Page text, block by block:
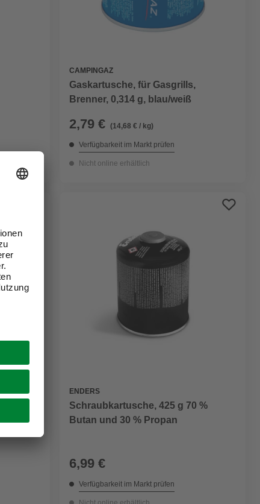
CAMPINGAZ
Gaskartusche, für Gasgrills,
Brenner, 0,314 g, blau/weiß
2,79 € (14,68 € / kg)
Verfügbarkeit im Markt prüfen
Nicht online erhältlich
ENDERS
Schraubkartusche, 425 g 70 %
Butan und 30 % Propan
6,99 €
Verfügbarkeit im Markt prüfen